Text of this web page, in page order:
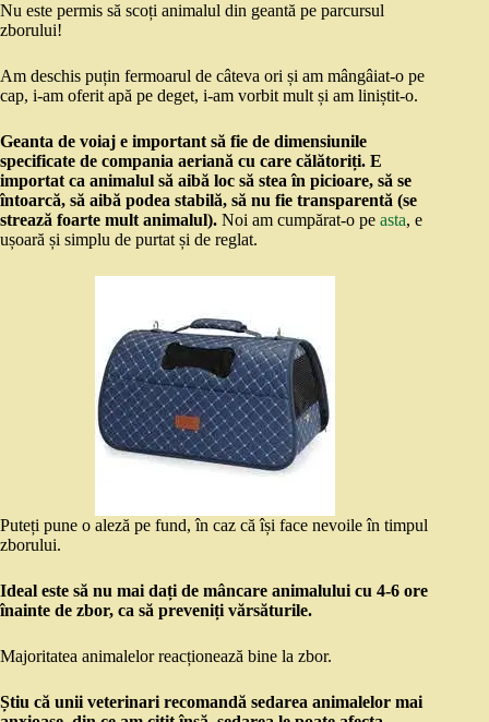
Nu este permis să scoți animalul din geantă pe parcursul
zborului!
Am deschis puțin fermoarul de câteva ori și am mângâiat-o pe
cap, i-am oferit apă pe deget, i-am vorbit mult și am liniștit-o.
Geanta de voiaj e important să fie de dimensiunile
specificate de compania aeriană cu care călătoriți. E
importat ca animalul să aibă loc să stea în picioare, să se
întoarcă, să aibă podea stabilă, să nu fie transparentă (se
strează foarte mult animalul). Noi am cumpărat-o pe asta, e
ușoară și simplu de purtat și de reglat.
Puteți pune o aleză pe fund, în caz că își face nevoile în timpul
zborului.
Ideal este să nu mai dați de mâncare animalului cu 4-6 ore
înainte de zbor, ca să preveniți vărsăturile.
Majoritatea animalelor reacționează bine la zbor.
Știu că unii veterinari recomandă sedarea animalelor mai